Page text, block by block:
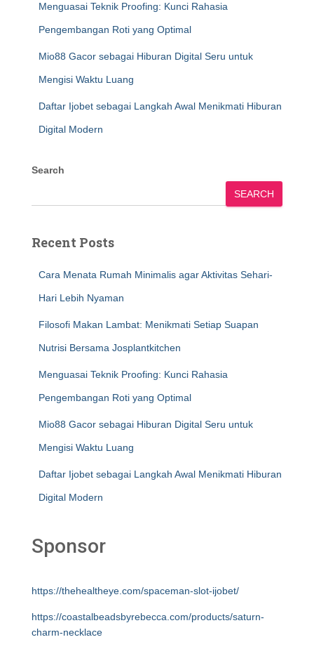
Menguasai Teknik Proofing: Kunci Rahasia
Pengembangan Roti yang Optimal
Mio88 Gacor sebagai Hiburan Digital Seru untuk
Mengisi Waktu Luang
Daftar Ijobet sebagai Langkah Awal Menikmati Hiburan
Digital Modern
Search
SEARCH
Recent Posts
Cara Menata Rumah Minimalis agar Aktivitas Sehari-
Hari Lebih Nyaman
Filosofi Makan Lambat: Menikmati Setiap Suapan
Nutrisi Bersama Josplantkitchen
Menguasai Teknik Proofing: Kunci Rahasia
Pengembangan Roti yang Optimal
Mio88 Gacor sebagai Hiburan Digital Seru untuk
Mengisi Waktu Luang
Daftar Ijobet sebagai Langkah Awal Menikmati Hiburan
Digital Modern
Sponsor
https://thehealtheye.com/spaceman-slot-ijobet/
https://coastalbeadsbyrebecca.com/products/saturn-
charm-necklace